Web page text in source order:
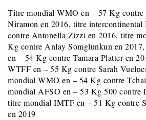
Titre mondial WMO en – 57 Kg contre
Niramon en 2016, titre
contre Antonella Zizzi en 2016, titre
Kg contre Anlay Somglunkun en
en – 54 Kg contre Tamara Platter en
WTFF en – 55 Kg contre Sarah
mondial WMO en – 54 Kg contre
mondial AFSO en – 53 Kg 500 contre
titre mondial IMTF en – 51 Kg contre
en 2019